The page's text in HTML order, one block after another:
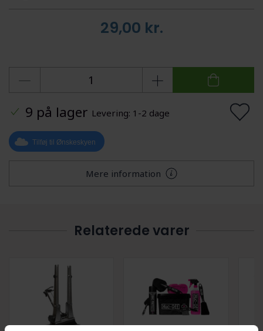
29,00 kr.
9 på lager Levering: 1-2 dage
Tilføj til Ønskeskyen
Mere information
Relaterede varer